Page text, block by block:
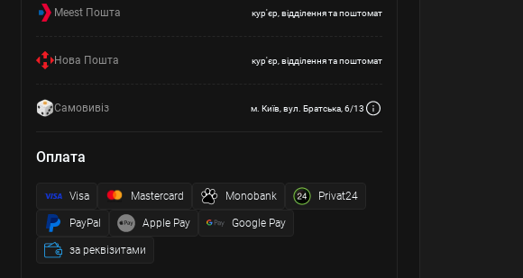
Meest Пошта кур'єр, відділення та поштомат
Нова Пошта кур'єр, відділення та поштомат
Самовивіз м. Київ, вул. Братська, 6/13
Оплата
Visa Mastercard Monobank Privat24
PayPal Apple Pay Google Pay
за реквізитами